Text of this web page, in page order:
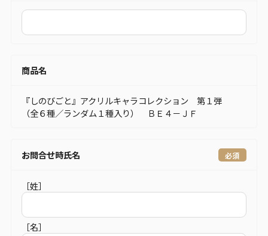
商品名
『しのびごと』アクリルキャラコレクション 第１弾
（全６種／ランダム１種入り） ＢＥ４－ＪＦ
お問合せ時氏名
［姓］
［名］